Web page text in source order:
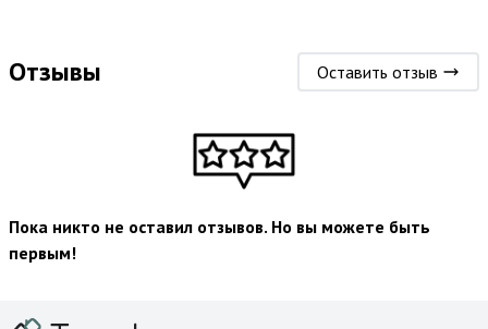
Отзывы Оставить отзыв
Пока никто не оставил отзывов. Но вы можете быть
первым!